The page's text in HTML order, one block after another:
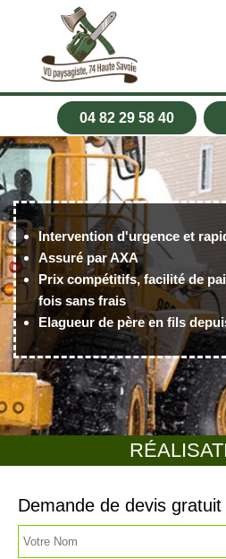
04 82 29 58 40
Intervention d'urgence et
Assuré par AXA
Prix compétitifs, facilité de
fois sans frais
Elagueur de père en fils
Demande de devis gratuit